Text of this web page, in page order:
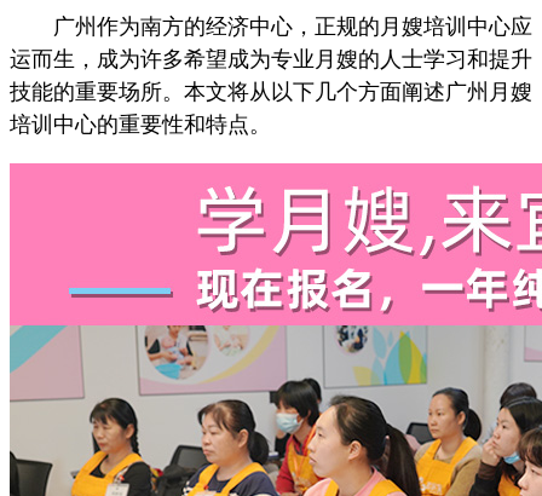
广州作为南方的经济中心，正规的月嫂培训中心应
运而生，成为许多希望成为专业月嫂的人士学习和提升
技能的重要场所。本文将从以下几个方面阐述广州月嫂
培训中心的重要性和特点。